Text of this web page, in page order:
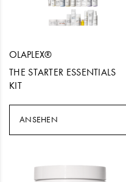
OLAPLEX®
THE STARTER ESSENTIALS
KIT
ANSEHEN